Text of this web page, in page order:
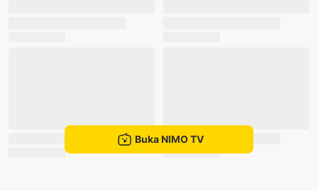
Buka NIMO TV